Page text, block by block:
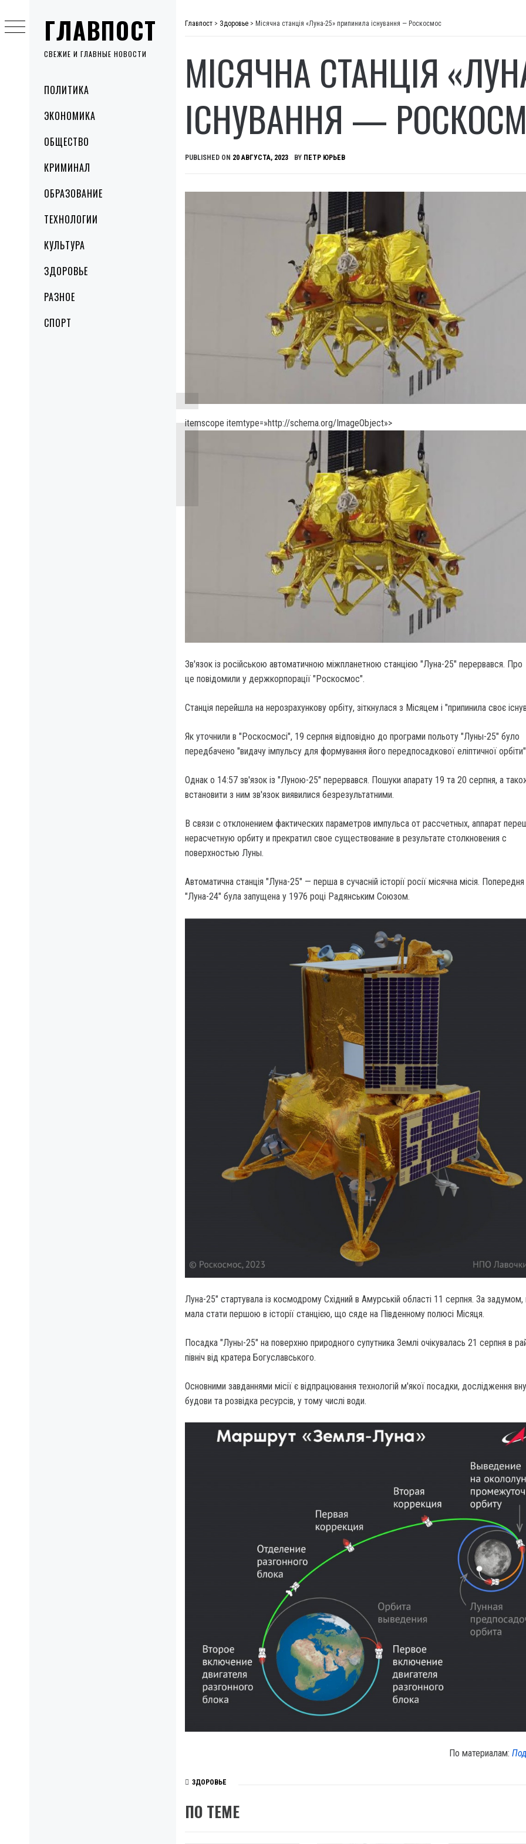
ГЛАВПОСТ
СВЕЖИЕ И ГЛАВНЫЕ НОВОСТИ
MenuПОЛИТИКА
ЭКОНОМИКА
ОБЩЕСТВО
КРИМИНАЛ
ОБРАЗОВАНИЕ
ТЕХНОЛОГИИ
КУЛЬТУРА
ЗДОРОВЬЕ
РАЗНОЕ
СПОРТ
to
content
Главпост > Здоровье > Місячна станція «Луна-25» припинила існування — Роскосмос
МІСЯЧНА СТАНЦІЯ
ІСНУВАННЯ —
PUBLISHED ON 20 АВГУСТА, 2023 BY ПЕТР ЮРЬЕВ
itemscope itemtype=»http://schema.org/ImageObject»>
Зв'язок із російською автоматичною міжпланетною станцією "Луна-25" перервався. Про
це повідомили у держкорпорації "Роскосмос".
Станція перейшла на нерозрахункову орбіту, зіткнулася з Місяцем і "припинила своє
Як уточнили в "Роскосмосі", 19 серпня відповідно до програми польоту "Луны-25" було
передбачено "видачу імпульсу для формування його передпосадкової еліптичної
Однак о 14:57 зв'язок із "Луною-25" перервався. Пошуки апарату 19 та 20 серпня, а
встановити з ним зв'язок виявилися безрезультатними.
В связи с отклонением фактических параметров импульса от рассчетных, аппарат
нерасчетную орбиту и прекратил свое существование в результате столкновения с
поверхностью Луны.
Автоматична станція "Луна-25" — перша в сучасній історії росії місячна місія. Попередня
"Луна-24" була запущена у 1976 році Радянським Союзом.
Луна-25" стартувала із космодрому Східний в Амурській області 11 серпня. За задумом,
мала стати першою в історії станцією, що сяде на Південному полюсі Місяця.
Посадка "Луны-25" на поверхню природного супутника Землі очікувалась 21 серпня в
північ від кратера Богуславського.
Основними завданнями місії є відпрацювання технологій м'якої посадки, дослідження
будови та розвідка ресурсів, у тому числі води.
По материалам:
ЗДОРОВЬЕ
ПО ТЕМЕ